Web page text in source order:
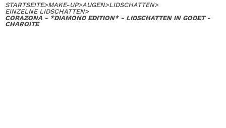
STARTSEITE>MAKE-UP>AUGEN>LIDSCHATTEN>
EINZELNE LIDSCHATTEN>
CORAZONA - *DIAMOND EDITION* - LIDSCHATTEN IN GODET -
CHAROITE